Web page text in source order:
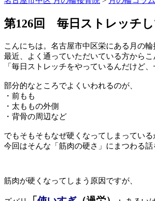
第126回 毎日ストレッチ
こんにちは。名古屋市中区栄にある月の
最近、よく通っていただいている方からこ
「毎日ストレッチをやっているんだけど
部分的なところでよくいわれるのが、
・前もも
・太ももの外側
・背骨の周辺など
でもそもそもなぜ硬くなってしまってい
今回はそんな「筋肉の硬さ」にまつわる話
筋肉が硬くなってしまう原因ですが、